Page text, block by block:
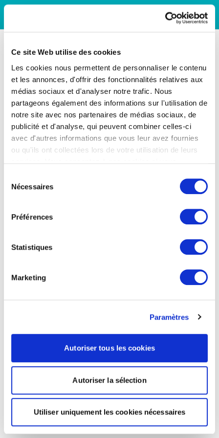
Ce site Web utilise des cookies
Les cookies nous permettent de personnaliser le contenu
et les annonces, d'offrir des fonctionnalités relatives aux
médias sociaux et d'analyser notre trafic. Nous
partageons également des informations sur l'utilisation de
notre site avec nos partenaires de médias sociaux, de
publicité et d'analyse, qui peuvent combiner celles-ci
avec d'autres informations que vous leur avez fournies
ou qu'ils ont collectées lors de votre utilisation de leurs
Nécessaires
Préférences
Statistiques
Marketing
Paramètres
Autoriser tous les cookies
Autoriser la sélection
Utiliser uniquement les cookies nécessaires